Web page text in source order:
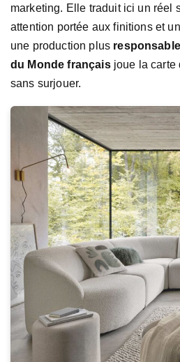
marketing. Elle traduit ici un réel
attention portée aux finitions et
une production plus responsable
du Monde françaisjoue la carte
sans surjouer.